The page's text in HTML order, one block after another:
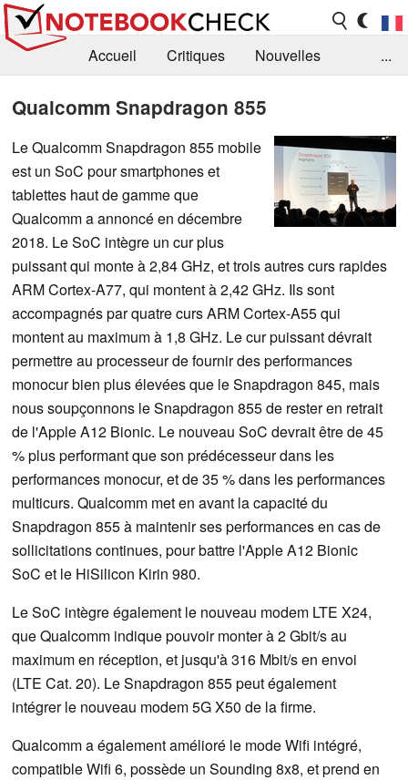
Accueil Critiques
Nouvelles
...
Qualcomm Snapdragon 855
Le Qualcomm Snapdragon 855 mobile
est un SoC pour smartphones et
tablettes haut de gamme que
Qualcomm a annoncé en décembre
2018. Le SoC intègre un cur plus
puissant qui monte à 2,84 GHz, et trois autres curs rapides
ARM Cortex-A77, qui montent à 2,42 GHz. Ils sont
accompagnés par quatre curs ARM Cortex-A55 qui
montent au maximum à 1,8 GHz. Le cur puissant dévrait
permettre au processeur de fournir des performances
monocur bien plus élevées que le Snapdragon 845, mais
nous soupçonnons le Snapdragon 855 de rester en retrait
de l'Apple A12 Bionic. Le nouveau SoC devrait être de 45
% plus performant que son prédécesseur dans les
performances monocur, et de 35 % dans les performances
multicurs. Qualcomm met en avant la capacité du
Snapdragon 855 à maintenir ses performances en cas de
sollicitations continues, pour battre l'Apple A12 Bionic
SoC et le HiSilicon Kirin 980.
Le SoC intègre également le nouveau modem LTE X24,
que Qualcomm indique pouvoir monter à 2 Gbit/s au
maximum en réception, et jusqu'à 316 Mbit/s en envoi
(LTE Cat. 20). Le Snapdragon 855 peut également
intégrer le nouveau modem 5G X50 de la firme.
Qualcomm a également amélioré le mode Wifi intégré,
compatible Wifi 6, possède un Sounding 8x8, et prend en